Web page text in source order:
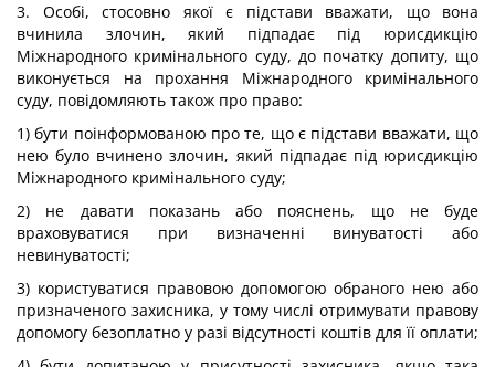
3. Особі, стосовно якої є підстави вважати, що вона
вчинила злочин, який підпадає під юрисдикцію
Міжнародного кримінального суду, до початку допиту, що
виконується на прохання Міжнародного кримінального
суду, повідомляють також про право:
1) бути поінформованою про те, що є підстави вважати, що
нею було вчинено злочин, який підпадає під юрисдикцію
Міжнародного кримінального суду;
2) не давати показань або пояснень, що не буде
враховуватися при визначенні винуватості або
невинуватості;
3) користуватися правовою допомогою обраного нею або
призначеного захисника, у тому числі отримувати правову
допомогу безоплатно у разі відсутності коштів для її оплати;